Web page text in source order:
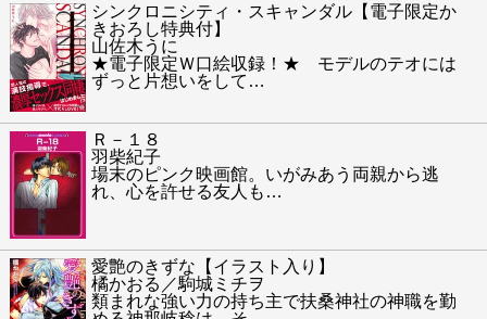
シンクロニシティ・スキャンダル【電子限定か
きおろし特典付】
山佐木うに
★電子限定Ｗ口絵収録！★ モデルのテオには
ずっと片想いをして …
Ｒ－１８
羽柴紀子
場末のピンク映画館。いがみあう両親から逃
れ、心を許せる友人も …
愛艶のきずな【イラスト入り】
橘かおる／駒城ミチヲ
類まれな強い力の持ち主で扶桑神社の神職を勤